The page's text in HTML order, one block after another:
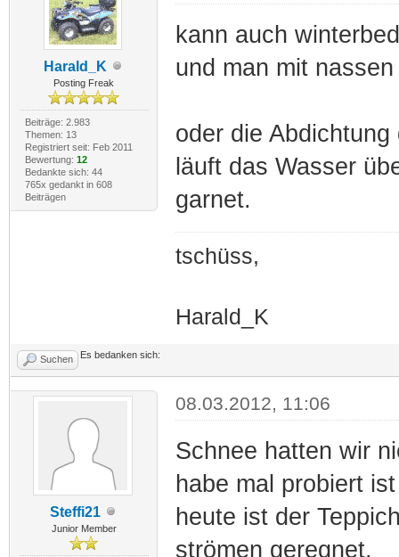
Harald_K
Posting Freak
Beiträge: 2.983
Themen: 13
Registriert seit: Feb 2011
Bewertung: 12
Bedankte sich: 44
765x gedankt in 608
Beiträgen
kann auch
und man mit
oder die
läuft das Wasser
garnet.
tschüss,
Harald_K
Suchen Es bedanken sich:
Steffi21
Junior Member
08.03.2012, 11:06
Schnee hatten wir
habe mal probiert
heute ist der
strömen geregnet.